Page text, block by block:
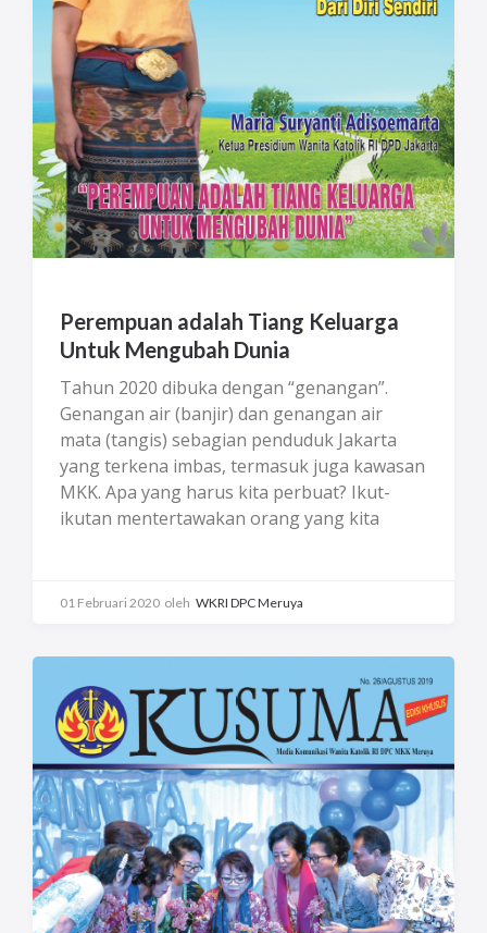
relawan dan lain sebagainya.
Perempuan adalah Tiang Keluarga
Untuk Mengubah Dunia
Tahun 2020 dibuka dengan “genangan”.
Genangan air (banjir) dan genangan air
mata (tangis) sebagian penduduk Jakarta
yang terkena imbas, termasuk juga kawasan
MKK. Apa yang harus kita perbuat? Ikut-
ikutan mentertawakan orang yang kita
terdampak? Tentu TIDAK. Sebagai Anggota
peduli, peka dan membuka hati bagi orang
lain yang sedang susah. Kepekaan sosial dan
moral akan berbuah pada rasa keadilan dan
bela rasa
01 Februari 2020 oleh WKRI DPC Meruya